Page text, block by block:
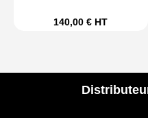
140,00€ HT